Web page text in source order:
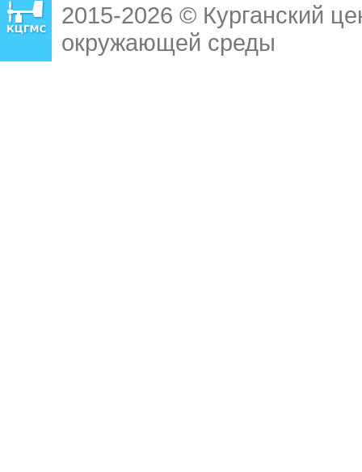
2015-2026 © Курганский
окружающей среды